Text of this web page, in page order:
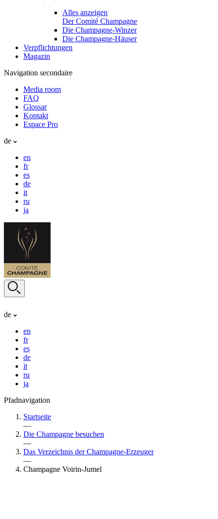
Alles anzeigen
Der Comité Champagne
Die Champagne-Winzer
Die Champagne-Häuser
Verpflichtungen
Magazin
Navigation secondaire
Media room
FAQ
Glossar
Kontakt
Espace Pro
de
en
fr
es
de
it
ru
ja
de
en
fr
es
de
it
ru
ja
Pfadnavigation
Startseite
—
Die Champagne besuchen
—
Das Verzeichnis der Champagne-Erzeuger
—
Champagne Voirin-Jumel